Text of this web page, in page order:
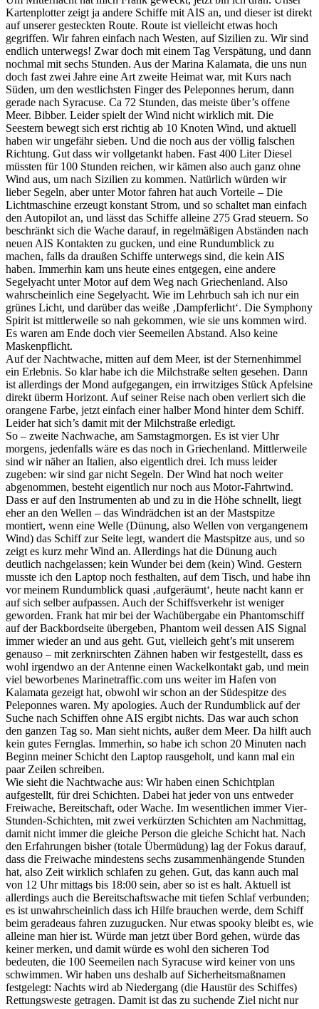
Kartenplotter zeigt ja andere Schiffe mit AIS an, und dieser ist direkt
auf unserer gesteckten Route. Route ist vielleicht etwas hoch
gegriffen. Wir fahren einfach nach Westen, auf Sizilien zu. Wir sind
endlich unterwegs! Zwar doch mit einem Tag Verspätung, und dann
nochmal mit sechs Stunden. Aus der Marina Kalamata, die uns nun
doch fast zwei Jahre eine Art zweite Heimat war, mit Kurs nach
Süden, um den westlichsten Finger des Peleponnes herum, dann
gerade nach Syracuse. Ca 72 Stunden, das meiste über’s offene
Meer. Bibber. Leider spielt der Wind nicht wirklich mit. Die
Seestern bewegt sich erst richtig ab 10 Knoten Wind, und aktuell
haben wir ungefähr sieben. Und die noch aus der völlig falschen
Richtung. Gut dass wir vollgetankt haben. Fast 400 Liter Diesel
müssten für 100 Stunden reichen, wir kämen also auch ganz ohne
Wind aus, um nach Sizilien zu kommen. Natürlich würden wir
lieber Segeln, aber unter Motor fahren hat auch Vorteile – Die
Lichtmaschine erzeugt konstant Strom, und so schaltet man einfach
den Autopilot an, und lässt das Schiffe alleine 275 Grad steuern. So
beschränkt sich die Wache darauf, in regelmäßigen Abständen nach
neuen AIS Kontakten zu gucken, und eine Rundumblick zu
machen, falls da draußen Schiffe unterwegs sind, die kein AIS
haben. Immerhin kam uns heute eines entgegen, eine andere
Segelyacht unter Motor auf dem Weg nach Griechenland. Also
wahrscheinlich eine Segelyacht. Wie im Lehrbuch sah ich nur ein
grünes Licht, und darüber das weiße ‚Dampferlicht‘. Die Symphony
Spirit ist mittlerweile so nah gekommen, wie sie uns kommen wird.
Es waren am Ende doch vier Seemeilen Abstand. Also keine
Maskenpflicht.
Auf der Nachtwache, mitten auf dem Meer, ist der Sternenhimmel
ein Erlebnis. So klar habe ich die Milchstraße selten gesehen. Dann
ist allerdings der Mond aufgegangen, ein irrwitziges Stück Apfelsine
direkt überm Horizont. Auf seiner Reise nach oben verliert sich die
orangene Farbe, jetzt einfach einer halber Mond hinter dem Schiff.
Leider hat sich’s damit mit der Milchstraße erledigt.
So – zweite Nachwache, am Samstagmorgen. Es ist vier Uhr
morgens, jedenfalls wäre es das noch in Griechenland. Mittlerweile
sind wir näher an Italien, also eigentlich drei. Ich muss leider
zugeben: wir sind gar nicht Segeln. Der Wind hat noch weiter
abgenommen, besteht eigentlich nur noch aus Motor-Fahrtwind.
Dass er auf den Instrumenten ab und zu in die Höhe schnellt, liegt
eher an den Wellen – das Windrädchen ist an der Mastspitze
montiert, wenn eine Welle (Dünung, also Wellen von vergangenem
Wind) das Schiff zur Seite legt, wandert die Mastspitze aus, und so
zeigt es kurz mehr Wind an. Allerdings hat die Dünung auch
deutlich nachgelassen; kein Wunder bei dem (kein) Wind. Gestern
musste ich den Laptop noch festhalten, auf dem Tisch, und habe ihn
vor meinem Rundumblick quasi ‚aufgeräumt‘, heute nacht kann er
auf sich selber aufpassen. Auch der Schiffsverkehr ist weniger
geworden. Frank hat mir bei der Wachübergabe ein Phantomschiff
auf der Backbordseite übergeben, Phantom weil dessen AIS Signal
immer wieder an und aus geht. Gut, vielleich geht’s mit unserem
genauso – mit zerknirschten Zähnen haben wir festgestellt, dass es
wohl irgendwo an der Antenne einen Wackelkontakt gab, und mein
viel beworbenes Marinetraffic.com uns weiter im Hafen von
Kalamata gezeigt hat, obwohl wir schon an der Südespitze des
Peleponnes waren. My apologies. Auch der Rundumblick auf der
Suche nach Schiffen ohne AIS ergibt nichts. Das war auch schon
den ganzen Tag so. Man sieht nichts, außer dem Meer. Da hilft auch
kein gutes Fernglas. Immerhin, so habe ich schon 20 Minuten nach
Beginn meiner Schicht den Laptop rausgeholt, und kann mal ein
paar Zeilen schreiben.
Wie sieht die Nachtwache aus: Wir haben einen Schichtplan
aufgestellt, für drei Schichten. Dabei hat jeder von uns entweder
Freiwache, Bereitschaft, oder Wache. Im wesentlichen immer Vier-
Stunden-Schichten, mit zwei verkürzten Schichten am Nachmittag,
damit nicht immer die gleiche Person die gleiche Schicht hat. Nach
den Erfahrungen bisher (totale Übermüdung) lag der Fokus darauf,
dass die Freiwache mindestens sechs zusammenhängende Stunden
hat, also Zeit wirklich schlafen zu gehen. Gut, das kann auch mal
von 12 Uhr mittags bis 18:00 sein, aber so ist es halt. Aktuell ist
allerdings auch die Bereitschaftswache mit tiefen Schlaf verbunden;
es ist unwahrscheinlich dass ich Hilfe brauchen werde, dem Schiff
beim geradeaus fahren zuzugucken. Nur etwas spooky bleibt es, wie
alleine man hier ist. Würde man jetzt über Bord gehen, würde das
keiner merken, und damit würde es wohl den sicheren Tod
bedeuten, die 100 Seemeilen nach Syracuse wird keiner von uns
schwimmen. Wir haben uns deshalb auf Sicherheitsmaßnamen
festgelegt: Nachts wird ab Niedergang (die Haustür des Schiffes)
Rettungsweste getragen. Damit ist das zu suchende Ziel nicht nur